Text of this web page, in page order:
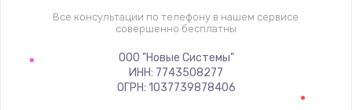
Заказать
Замена ТЭНа
2500 руб.
Все консультации по телефону в нашем сервисе
совершенно бесплатны
ООО "Новые Системы"
ИНН: 7743508277
ОГРН: 1037739878406